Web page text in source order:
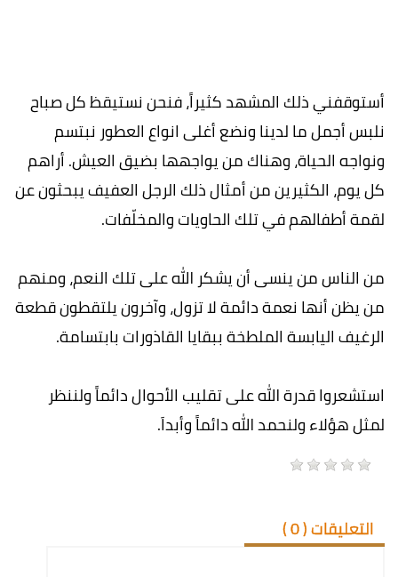
أستوقفني ذلك المشهد كثيراً، فنحن نستيقظ كل صباح
نلبس أجمل ما لدينا ونضع أغلى انواع العطور نبتسم
ونواجه الحياة، وهناك من يواجهها بضيق العيش. أراهم
كل يوم، الكثيرين من أمثال ذلك الرجل العفيف يبحثون عن
لقمة أطفالهم في تلك الحاويات والمخلّفات.
من الناس من ينسى أن يشكر الله على تلك النعم، ومنهم
من يظن أنها نعمة دائمة لا تزول، وآخرون يلتقطون قطعة
الرغيف اليابسة الملطخة ببقايا القاذورات بابتسامة.
استشعروا قدرة الله على تقليب الأحوال دائماً ولننظر
لمثل هؤلاء ولنحمد الله دائماً وأبداَ.
التعليقات (0
)